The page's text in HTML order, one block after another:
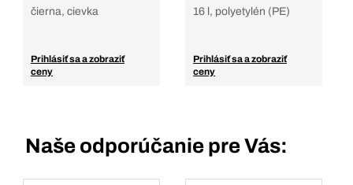
čierna, cievka
Prihlásiť sa a zobraziť
ceny
16 l, polyetylén (PE)
Prihlásiť sa a zobraziť
ceny
Naše odporúčanie pre Vás: